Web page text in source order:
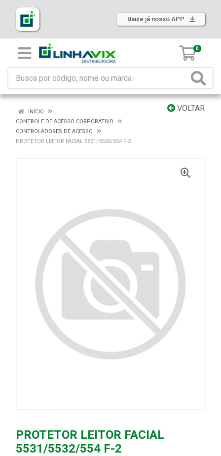
Baixe já nosso APP
0
VOLTAR
INÍCIO
CONTROLE DE ACESSO CORPORATIVO
CONTROLADORES DE ACESSO
PROTETOR LEITOR FACIAL 5531/5532/554 F-2
PROTETOR LEITOR FACIAL
5531/5532/554 F-2